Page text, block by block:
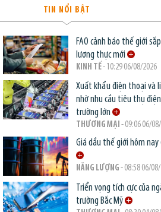
TIN NỔI BẬT
FAO cảnh báo thế giới
lương thực mới
KINH TẾ- 10:29 06/08/2026
Xuất khẩu điện thoại và
nhờ nhu cầu tiêu thụ
trường lớn
THƯƠNG MẠI - 09:06 06/
Giá dầu thế giới hôm nay
NĂNG LƯỢNG - 08:58 06/
Triển vọng tích cực của
trường Bắc Mỹ